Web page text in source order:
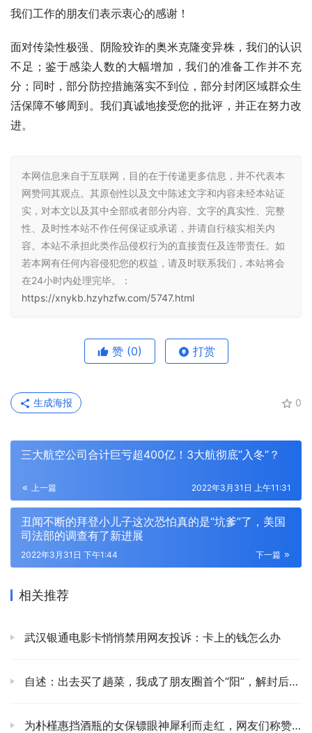
我们工作的朋友们表示衷心的感谢！
面对传染性极强、阴险狡诈的奥米克隆变异株，我们的认识
不足；鉴于感染人数的大幅增加，我们的准备工作并不充
分；同时，部分防控措施落实不到位，部分封闭区域群众生
活保障不够周到。我们真诚地接受您的批评，并正在努力改
进。
本网信息来自于互联网，目的在于传递更多信息，并不代表本
网赞同其观点。其原创性以及文中陈述文字和内容未经本站证
实，对本文以及其中全部或者部分内容、文字的真实性、完整
性、及时性本站不作任何保证或承诺，并请自行核实相关内
容。本站不承担此类作品侵权行为的直接责任及连带责任。如
若本网有任何内容侵犯您的权益，请及时联系我们，本站将会
在24小时内处理完毕。：
https://xnykb.hzyhzfw.com/5747.html
赞 (0) 打赏
0
生成海报
三大航空公司合计巨亏超400亿！3大航彻底“入冬”？
上一篇 2022年3月31日 上午11:31
丑闻不断的拜登小儿子这次恐怕真的是“坑爹”了，美国
司法部的调查有了新进展
下一篇
2022年3月31日 下午1:44
相关推荐
武汉银通电影卡悄悄禁用网友投诉：卡上的钱怎么办
自述：出去买了趟菜，我成了朋友圈首个“阳”，解封后，会考虑买张彩票
为朴槿惠挡酒瓶的女保镖眼神犀利而走红，网友们称赞她“帅”